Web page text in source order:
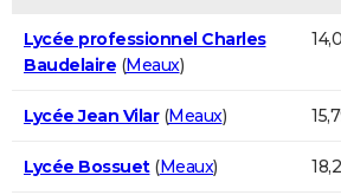
Lycée professionnel Charles
Baudelaire (Meaux)
Lycée Jean Vilar(Meaux)
Lycée Bossuet(Meaux)